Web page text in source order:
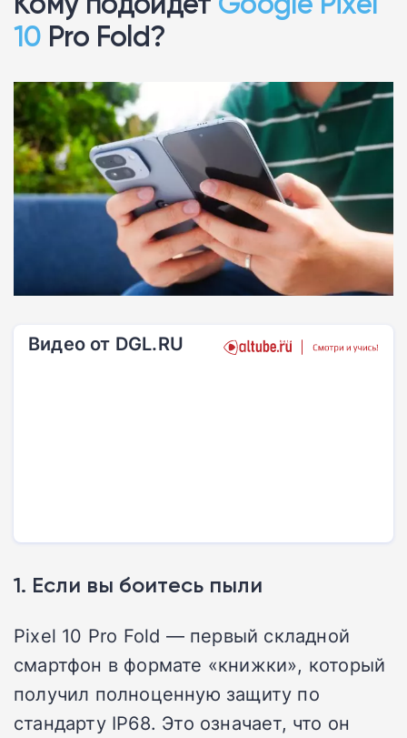
10 Pro Fold?
Видео от DGL.RU
1. Если вы боитесь пыли
Pixel 10 Pro Fold — первый складной
смартфон в формате «книжки», который
получил полноценную защиту по
стандарту IP68. Это означает, что он